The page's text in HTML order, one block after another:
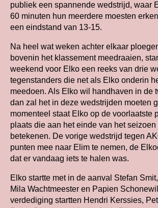
publiek een spannende wedstrijd, waar
60 minuten hun meerdere moesten
een eindstand van 13-15.
Na heel wat weken achter elkaar
bovenin het klassement meedraaien,
weekend voor Elko een reeks van drie
tegenstanders die net als Elko onderin
meedoen. Als Elko wil handhaven in de
dan zal het in deze wedstrijden moeten
momenteel staat Elko op de voorlaatste
plaats die aan het einde van het seizoen
betekenen. De vorige wedstrijd tegen
punten mee naar Elim te nemen, de
dat er vandaag iets te halen was.
Elko startte met in de aanval Stefan
Mila Wachtmeester en Papien
verdediging startten Hendri Kerssies,